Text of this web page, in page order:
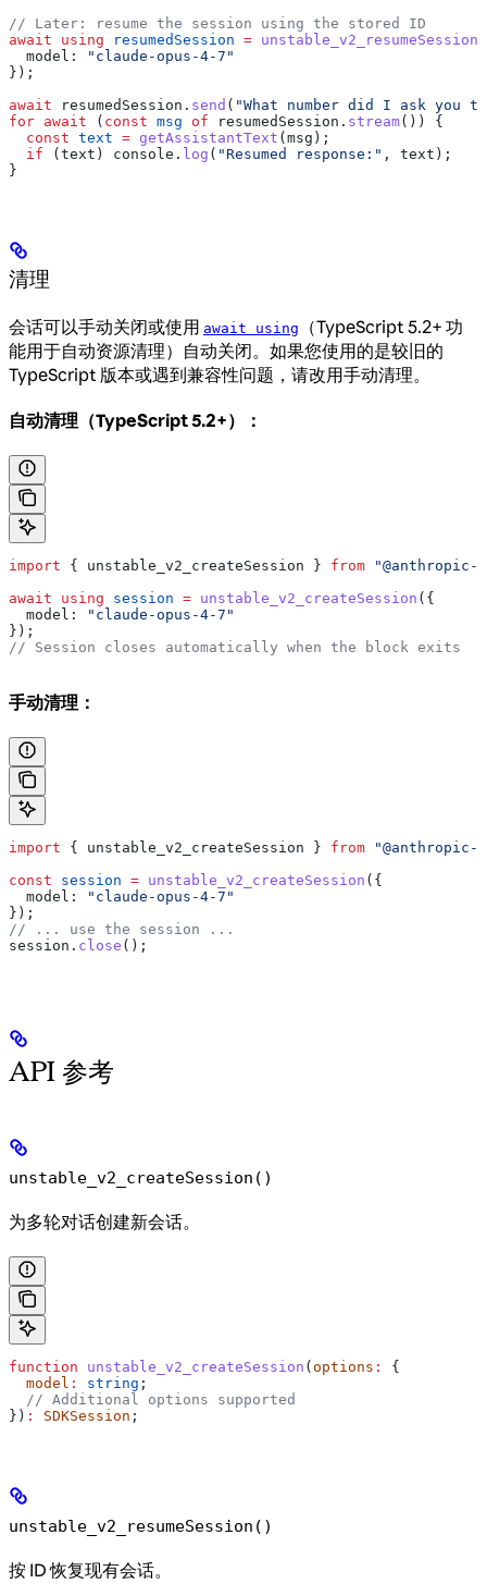
// Later: resume the session using the stored ID
await using resumedSession = unstable_v2_resumeSession
  model:
"claude-opus-4-7"
});
await resumedSession . send ( "What number did I ask you to
for await ( const msg of resumedSession . stream()) {
  const
text = getAssistantText ( msg );
  if
( text ) console . log ( "Resumed response:" , text );
}
清理
会话可以手动关闭或使用 await using
（TypeScript 5.2+ 功
能用于自动资源清理）自动关闭。如果您使用的是较旧的
TypeScript 版本或遇到兼容性问题，请改用手动清理。
自动清理（TypeScript 5.2+）：
import { unstable_v2_createSession } from
await using session = unstable_v2_createSession ({
  model:
"claude-opus-4-7"
});
// Session closes automatically when the block exits
手动清理：
import { unstable_v2_createSession } from
const session = unstable_v2_createSession ({
  model:
"claude-opus-4-7"
});
// ... use the session ...
session . close ();
API 参考
unstable_v2_createSession()
为多轮对话创建新会话。
function unstable_v2_createSession ( options :
{
  model
: string ;
  // Additional options supported
}) : SDKSession ;
unstable_v2_resumeSession()
按 ID 恢复现有会话。